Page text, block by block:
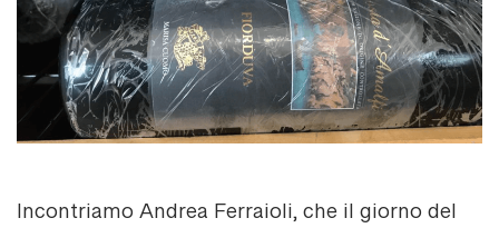
Incontriamo Andrea Ferraioli, che il giorno del